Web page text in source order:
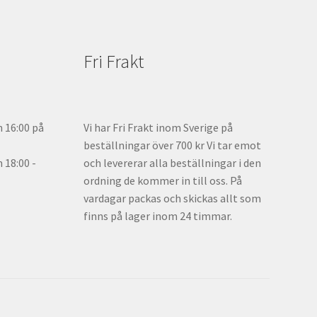
på
-
Fri Frakt
Vi har Fri Frakt inom Sverige på
beställningar över 700 kr Vi tar emot
och levererar alla beställningar i den
ordning de kommer in till oss. På
vardagar packas och skickas allt som
finns på lager inom 24 timmar.